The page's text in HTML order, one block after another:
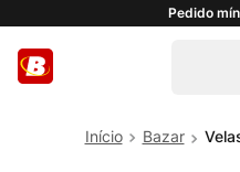
Pedido
Bazar